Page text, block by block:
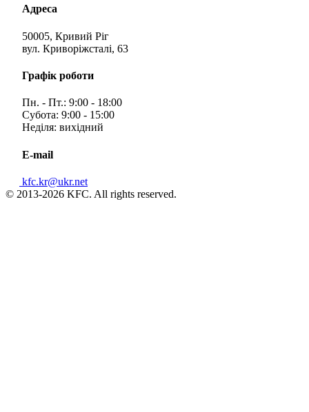
Адреса
50005, Кривий Ріг
вул. Криворіжсталі, 63
Графік роботи
Пн. - Пт.: 9:00 - 18:00
Субота: 9:00 - 15:00
Неділя: вихідний
E-mail
kfc.kr@ukr.net
© 2013-2026 KFC. All rights reserved.